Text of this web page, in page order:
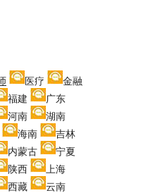
医疗
金融
福建
广东
河南
湖南
海南
吉林
内蒙古
宁夏
陕西
上海
西藏
云南